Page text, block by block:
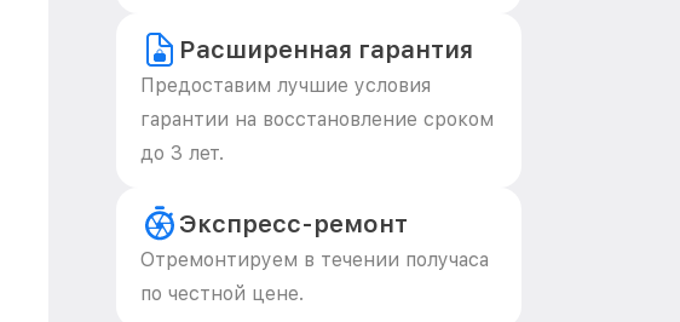
Расширенная гарантия
Предоставим лучшие условия
гарантии на восстановление сроком
до 3 лет.
Экспресс-ремонт
Отремонтируем в течении получаса
по честной цене.